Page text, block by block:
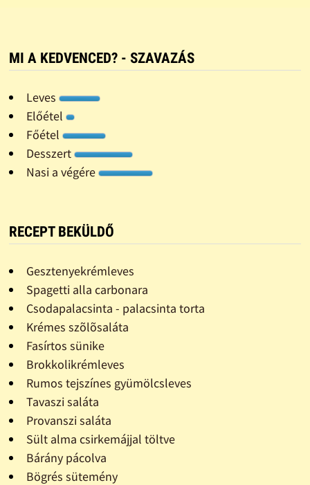
MI A KEDVENCED? - SZAVAZÁS
Leves
Előétel
Főétel
Desszert
Nasi a végére
RECEPT BEKÜLDŐ
Gesztenyekrémleves
Spagetti alla carbonara
Csodapalacsinta - palacsinta torta
Krémes szõlõsaláta
Fasírtos sünike
Brokkolikrémleves
Rumos tejszínes gyümölcsleves
Tavaszi saláta
Provanszi saláta
Sült alma csirkemájjal töltve
Bárány pácolva
Bögrés sütemény